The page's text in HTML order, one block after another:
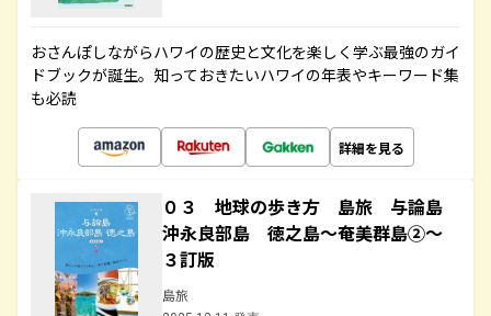
おさんぽしながらハワイの歴史と文化を楽しく学ぶ最強のガイ
ドブックが誕生。知っておきたいハワイの年表やキーワード集
も必読
詳細を見る
０３ 地球の歩き方 島旅 与論島
沖永良部島 徳之島～奄美群島②～
３訂版
島旅